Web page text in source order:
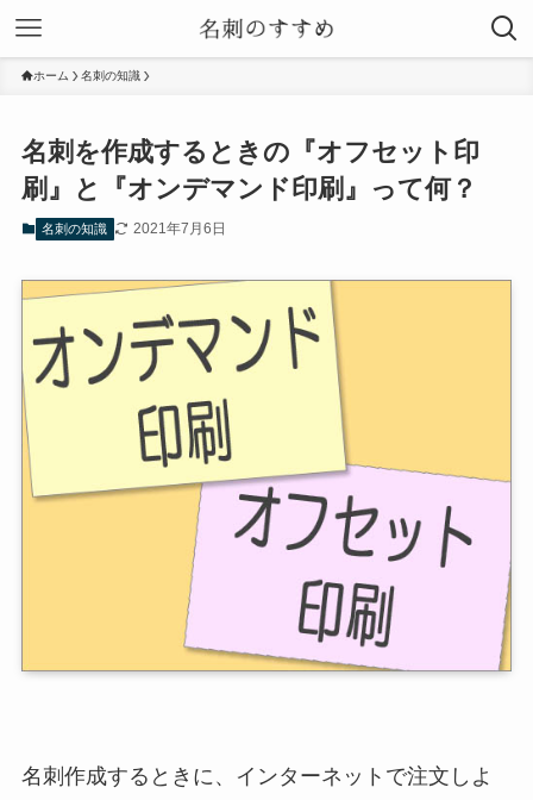
ホーム 名刺の知識
名刺を作成するときの『オフセット印
刷』と『オンデマンド印刷』って何？
名刺の知識 2021年7月6日
名刺作成するときに、インターネットで注文しよ